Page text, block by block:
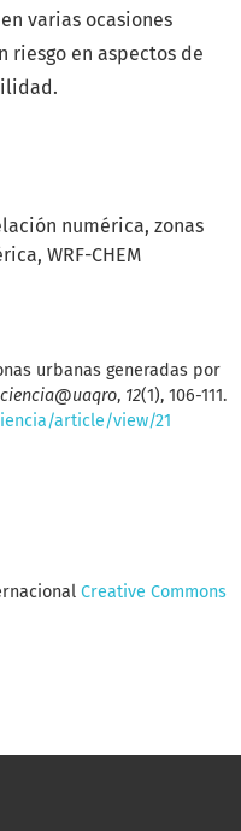
numérica zonas
WRF-CHEM
urbanas generadas por
, 12(1), 106-111.
article/view/21
varias ocasiones
riesgo en aspectos de
Creative Commons